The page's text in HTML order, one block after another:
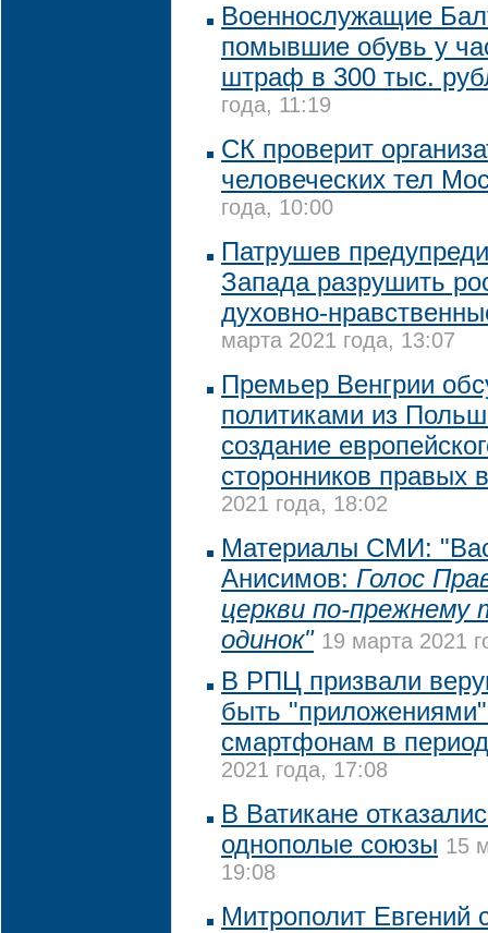
Военнослужащие
помывшие обувь у
штраф в 300 тыс.
года, 11:19
СК проверит
человеческих тел
года, 10:00
Патрушев
Запада разрушить
духовно-
марта 2021 года, 13:07
Премьер Венгрии
политиками из
создание
сторонников правых
2021 года, 18:02
Материалы СМИ:
Анисимов: Голос
церкви по-прежнему
одинок" 19 марта 2021
В РПЦ призвали
быть
смартфонам в
2021 года, 17:08
В Ватикане
однополые союзы 15
19:08
Митрополит Евгений